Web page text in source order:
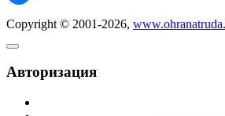
Copyright © 2001-2026,
Авторизация